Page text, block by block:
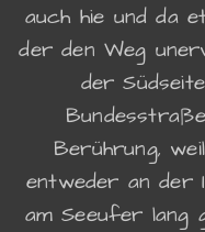
auch hie und da
der den Weg
der
Berührung,
entweder an der
am Seeufer lang